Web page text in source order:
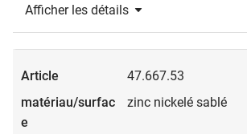
Afficher les détails
47.667.53
zinc nickelé sablé